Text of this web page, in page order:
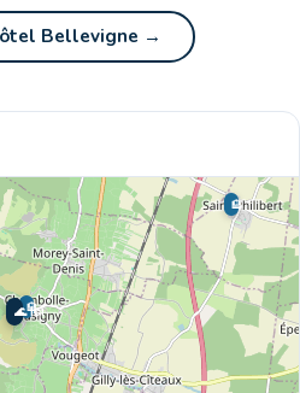
Bellevigne →
🌊 Ici
🏨
🏨